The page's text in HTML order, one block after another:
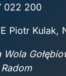
022 200
Piotr Kulak,
Wola